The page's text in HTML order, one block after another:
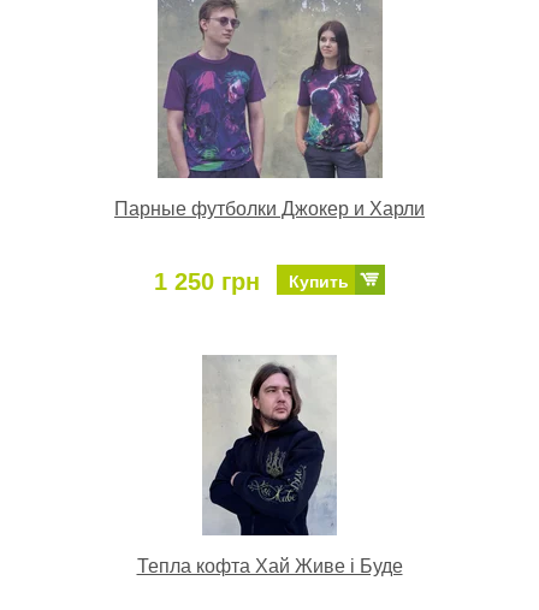
Парные футболки Джокер и Харли
1 250 грн Купить
Тепла кофта Хай Живе і Буде